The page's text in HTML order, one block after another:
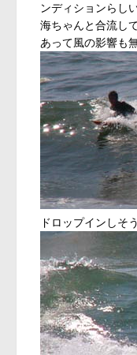
ンディションらし
海ちゃんと合流し
あって風の影響も
ドロップインしそ